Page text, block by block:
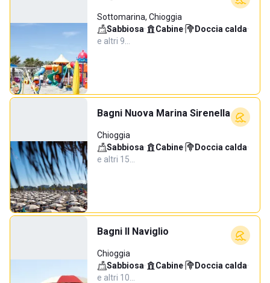
Sottomarina, Chioggia
Sabbiosa· Cabine· Doccia calda·
e altri 9…
Bagni Nuova Marina Sirenella
Chioggia
Sabbiosa· Cabine· Doccia calda·
e altri 15…
Bagni Il Naviglio
Chioggia
Sabbiosa· Cabine· Doccia calda·
e altri 10…